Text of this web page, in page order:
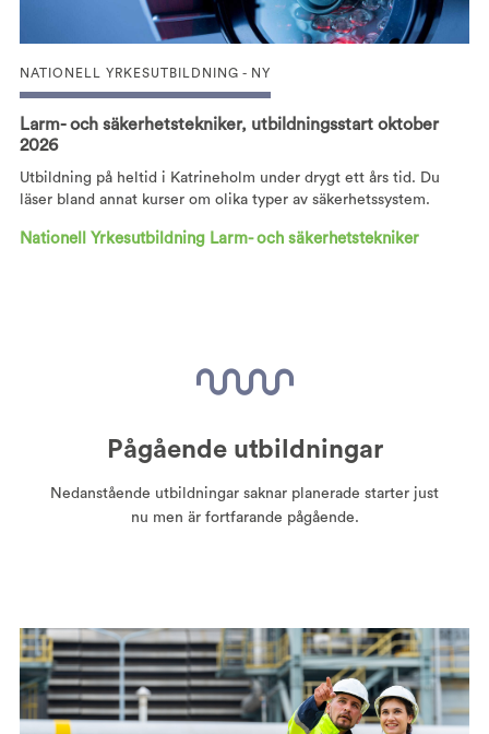
NATIONELL YRKESUTBILDNING - NY
Larm- och säkerhetstekniker, utbildningsstart oktober
2026
Utbildning på heltid i Katrineholm under drygt ett års tid. Du
läser bland annat kurser om olika typer av säkerhetssystem.
Nationell Yrkesutbildning Larm- och säkerhetstekniker
Pågående utbildningar
Nedanstående utbildningar saknar planerade starter just
nu men är fortfarande pågående.